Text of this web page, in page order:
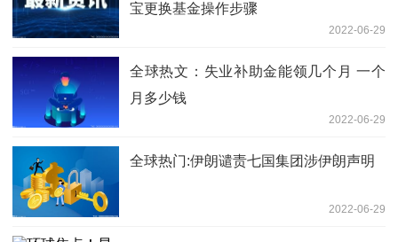
宝更换基金操作步骤
2022-06-29
全球热文：失业补助金能领几个月 一个
月多少钱
2022-06-29
全球热门:伊朗谴责七国集团涉伊朗声明
2022-06-29